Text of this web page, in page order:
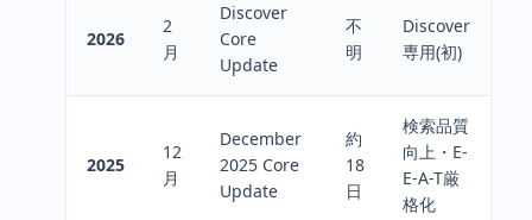
2026
2
月
Discover
Core
Update
不
明
Discover
専用(初)
2025
12
月
December
2025 Core
Update
約
18
日
検索品質
向上・E-
E-A-T厳
格化